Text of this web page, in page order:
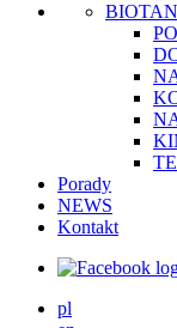
Porady
NEWS
Kontakt
pl